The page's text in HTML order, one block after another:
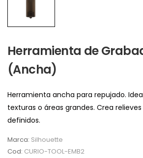
Herramienta de
(Ancha)
Herramienta ancha para repujado.
texturas o áreas grandes. Crea
definidos.
Marca: Silhouette
Cod: CURIO-TOOL-EMB2